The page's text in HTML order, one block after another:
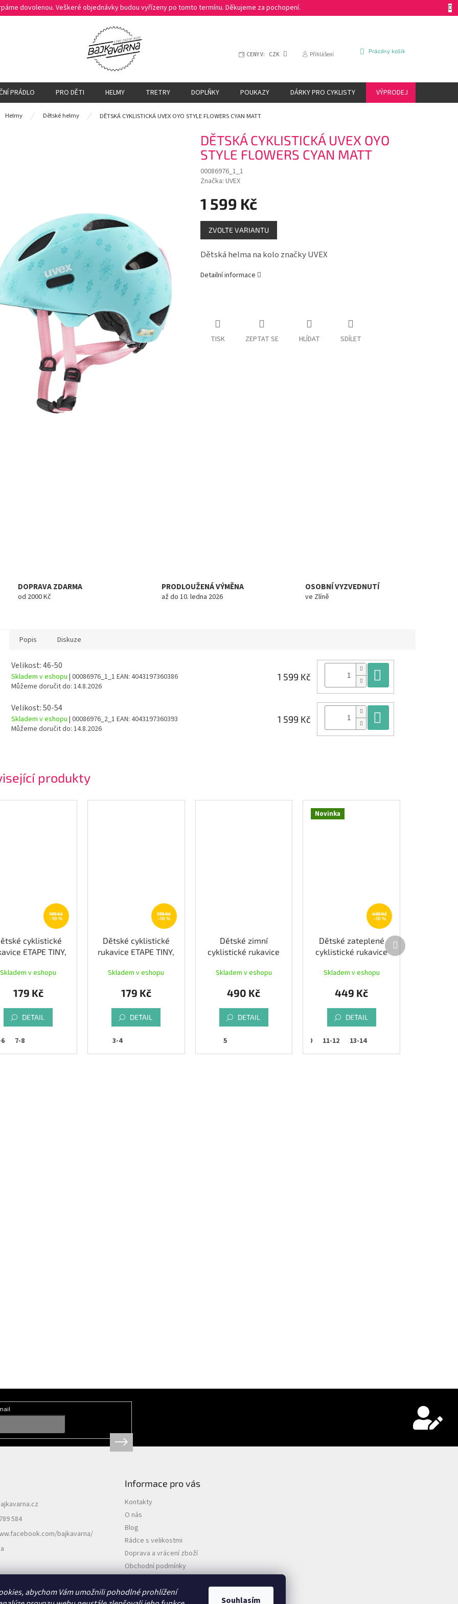
abychom Vám umožnili pohodlné prohlížení
Souhlasím
dovolenou. Veškeré objednávky budou vyřízeny po tomto termínu. Děkujeme za pochopení.
CENY V: CZK Přihlášení
NÁKUPNÍ
Prázdný košík
PRÁDLO PRO DĚTI HELMY TRETRY DOPLŇKY POUKAZY DÁRKY PRO CYKLISTY VÝPRODEJ
Helmy Dětské helmy DĚTSKÁ CYKLISTICKÁ UVEX OYO STYLE FLOWERS CYAN MATT
DĚTSKÁ CYKLISTICKÁ UVEX OYO
STYLE FLOWERS CYAN MATT
00086976_1_1
Značka: UVEX
1 599 Kč
Měrná
cena:
ZVOLTE VARIANTU
Dětská helma na kolo značky UVEX
Detailní informace
TISK ZEPTAT SE HLÍDAT SDÍLET
DOPRAVA ZDARMA
od 2000 Kč
PRODLOUŽENÁ VÝMĚNA
až do 10. ledna 2026
OSOBNÍ VYZVEDNUTÍ
ve Zlíně
produkty
199 Kč
–10 %
cyklistické
ETAPE TINY,
Skladem v eshopu
179 Kč
DETAIL
7-8
199 Kč
–10 %
Dětské cyklistické
rukavice ETAPE TINY,
Skladem v eshopu
179 Kč
DETAIL
3-4
Dětské zimní
cyklistické rukavice
Skladem v eshopu
490 Kč
DETAIL
5
Novinka
499 Kč
–10 %
Dětské zateplené
cyklistické rukavice
černá/reflex
Skladem v eshopu
449 Kč
DETAIL
9-10 11-12 13-14
Další
produkt
Popis Diskuze
Velikost: 46-50
Skladem v eshopu | 00086976_1_1 EAN: 4043197360386
Můžeme doručit do: 14.8.2026
1 599 Kč
Velikost: 50-54
Skladem v eshopu | 00086976_2_1 EAN: 4043197360393
Můžeme doručit do: 14.8.2026
1 599 Kč
584
bajkavarna/
Informace pro vás
Kontakty
O nás
Blog
Rádce s velikostmi
Doprava a vrácení zboží
Obchodní podmínky